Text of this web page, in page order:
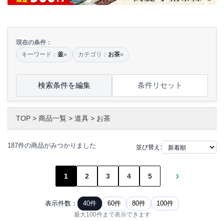
現在の条件：
キーワード： 釜× カテゴリ： お茶×
検索条件を編集 条件リセット
TOP > 商品一覧 > 道具 > お茶
187件の商品がみつかりました 並び替え:
1 2 3 4 5 ›
表示件数： 40件 60件 80件 100件
最大100件まで表示できます